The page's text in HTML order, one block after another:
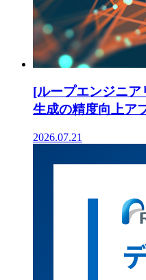
[ループエンジニ
生成の精度向上ア
2026.07.21